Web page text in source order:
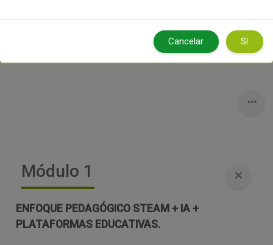
De la naturaleza al código. Nivel
Módulo 1
ENFOQUE PEDAGÓGICO STEAM + IA +
PLATAFORMAS EDUCATIVAS.
Cancelar Sí